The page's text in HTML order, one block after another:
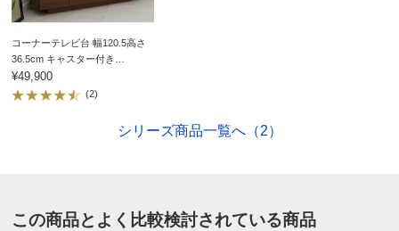
この度はディノスにてお買い上げいただき誠にあり
がとうございます。
お届けした商品にご満足いただけたとのお声に、商
品担当として大変うれしく思っております。
使っても、眺めてもご満足いただける商品開発に努
コーナーテレビ台 幅120.5高さ
36.5cm キャスター付き
【Remonte/ルモンテ】
¥49,900
(2)
シリーズ商品一覧へ（2）
この商品とよく比較検討されている商品